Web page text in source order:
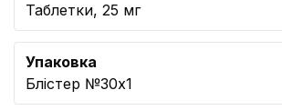
Таблетки, 25 мг
Упаковка
Блістер №30x1